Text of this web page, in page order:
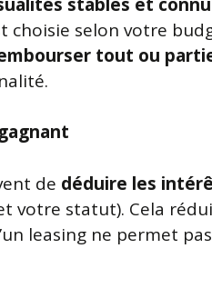
choisie selon votre
tout ou
de déduire les
votre statut). Cela
leasing ne permet